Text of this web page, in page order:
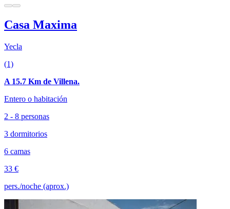
Casa Maxima
Yecla
(1)
A 15.7 Km de Villena.
Entero o habitación
2 - 8 personas
3 dormitorios
6 camas
33 €
pers./noche (aprox.)